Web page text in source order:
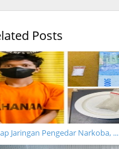
Posts
Jaringan Pengedar Narkoba, ...